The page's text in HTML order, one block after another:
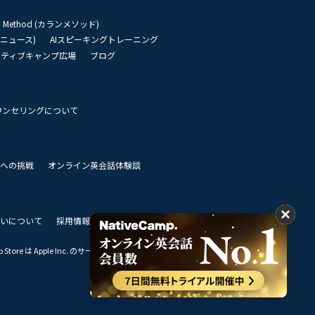
Method (カランメソッド)
ュース)
AIスピーキングトレーニング
ィブキャンプ広場
ブログ
ンセリングについて
の挑戦
オンライン英会話体験談
について 採用情報 私達のビジョン
は Apple Inc. のサービスマークです。